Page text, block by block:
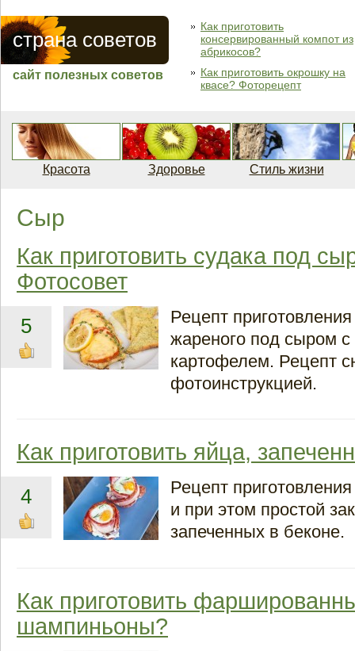
страна советов
сайт полезных советов
Как приготовить
консервированный компот из
абрикосов?
Как приготовить окрошку на
квасе? Фоторецепт
Красота Здоровье Стиль жизни
Сыр
Как приготовить судака под
Фотосовет
5
Рецепт
жареного под сыром с
картофелем. Рецепт
фотоинструкцией.
Как приготовить яйца,
4
Рецепт
и при этом простой
запеченных в беконе.
Как приготовить
шампиньоны?